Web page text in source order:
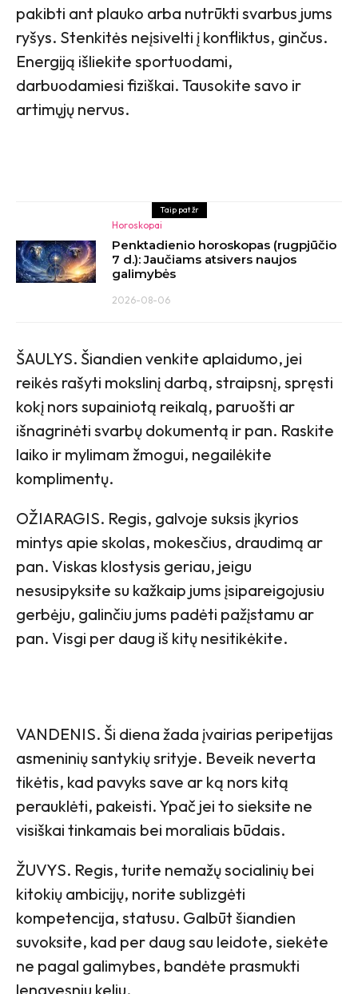
pakibti ant plauko arba nutrūkti svarbus jums
ryšys. Stenkitės neįsivelti į konfliktus, ginčus.
Energiją išliekite sportuodami,
darbuodamiesi fiziškai. Tausokite savo ir
artimųjų nervus.
Taip pat žr
Horoskopai
Penktadienio horoskopas (rugpjūčio
7 d.): Jaučiams atsivers naujos
galimybės
2026-08-06
ŠAULYS. Šiandien venkite aplaidumo, jei
reikės rašyti mokslinį darbą, straipsnį, spręsti
kokį nors supainiotą reikalą, paruošti ar
išnagrinėti svarbų dokumentą ir pan. Raskite
laiko ir mylimam žmogui, negailėkite
komplimentų.
OŽIARAGIS. Regis, galvoje suksis įkyrios
mintys apie skolas, mokesčius, draudimą ar
pan. Viskas klostysis geriau, jeigu
nesusipyksite su kažkaip jums įsipareigojusiu
gerbėju, galinčiu jums padėti pažįstamu ar
pan. Visgi per daug iš kitų nesitikėkite.
VANDENIS. Ši diena žada įvairias peripetijas
asmeninių santykių srityje. Beveik neverta
tikėtis, kad pavyks save ar ką nors kitą
perauklėti, pakeisti. Ypač jei to sieksite ne
visiškai tinkamais bei moraliais būdais.
ŽUVYS. Regis, turite nemažų socialinių bei
kitokių ambicijų, norite sublizgėti
kompetencija, statusu. Galbūt šiandien
suvoksite, kad per daug sau leidote, siekėte
ne pagal galimybes, bandėte prasmukti
lengvesniu keliu.